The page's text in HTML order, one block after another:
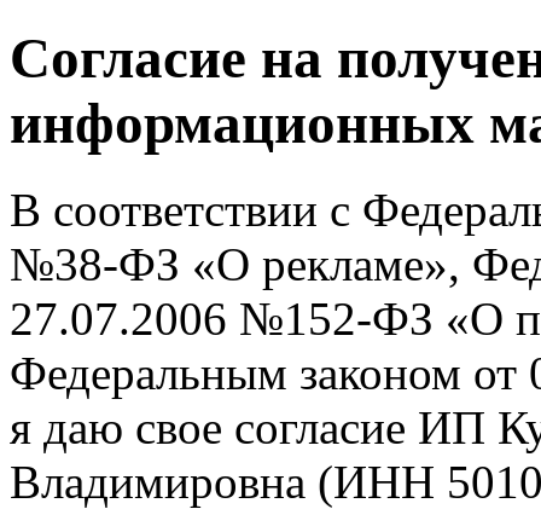
Согласие на
информационных
В соответствии с
№38-ФЗ «О рекламе»,
27.07.2006 №152-ФЗ «О
Федеральным законом
я даю свое согласие ИП
Владимировна (ИНН